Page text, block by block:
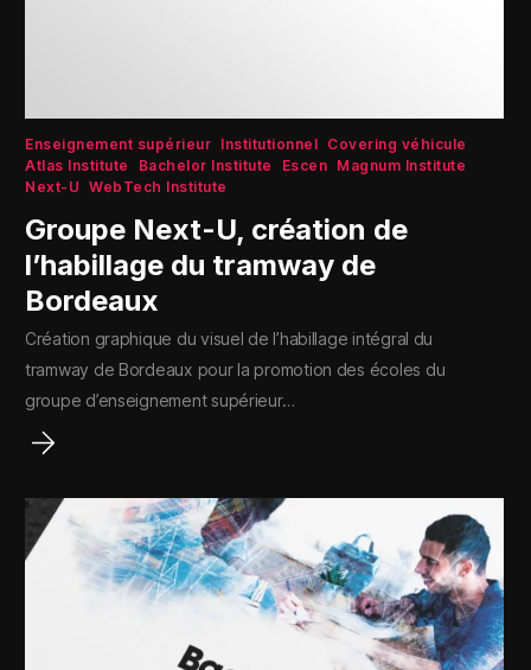
Enseignement supérieur Institutionnel Covering véhicule
Atlas Institute
Bachelor Institute Escen Magnum Institute
Next-U WebTech Institute
Groupe Next-U, création de
l’habillage du tramway de
Bordeaux
Création graphique du visuel de l’habillage intégral du
tramway de Bordeaux pour la promotion des écoles du
groupe d’enseignement supérieur…